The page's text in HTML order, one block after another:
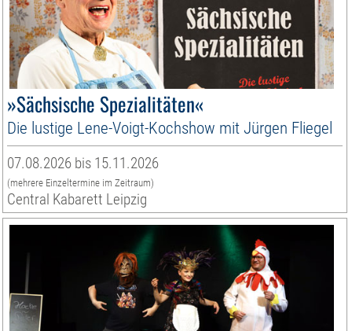
»Sächsische Spezialitäten«
Die lustige Lene-Voigt-Kochshow mit Jürgen Fliegel
07.08.2026 bis 15.11.2026
(mehrere Einzeltermine im Zeitraum)
Central Kabarett Leipzig